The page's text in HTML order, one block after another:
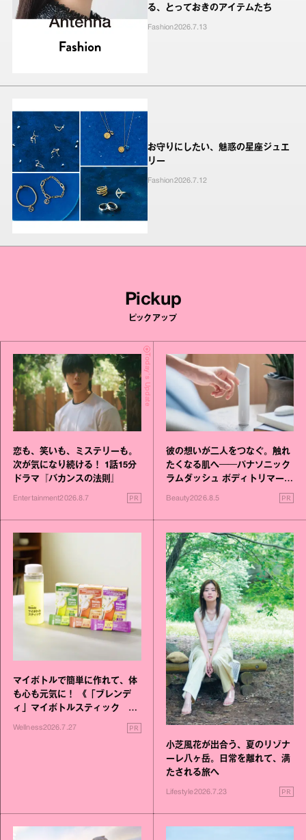
る、とっておきのアイテムたち
Fashion2026.7.13
お守りにしたい、魅惑の星座ジュエ
リー
Fashion2026.7.12
Pickup
ピックアップ
Today's Update
恋も、笑いも、ミステリーも。
次が気になり続ける！ 1話15分
ドラマ『バカンスの法則』
Entertainment2026.8.7 PR
彼の想いが二人をつなぐ。触れ
たくなる肌へ──パナソニック
ラムダッシュ ボディトリマーが
Beauty2026.8.5 PR
マイボトルで簡単に作れて、体
も心も元気に！ 《「ブレンデ
ィ」マイボトルスティック い
いこと毎日》シリーズが誕生
Wellness2026.7.27 PR
小芝風花が出合う、夏のリゾナ
ーレ八ヶ岳。日常を離れて、満
たされる旅へ
Lifestyle2026.7.23 PR